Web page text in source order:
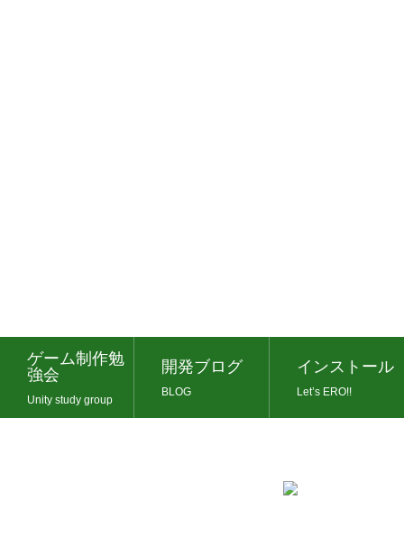
ゲーム制作勉
強会
Unity study group
開発ブログ
BLOG
インストール
Let’s ERO!!